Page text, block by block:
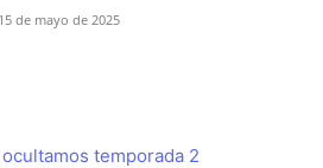
15 de mayo de 2025